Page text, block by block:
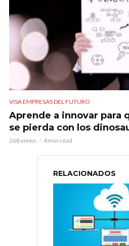
VISA EMPRESAS DEL FUTURO
Aprende a innovar para
se pierda con los
268 views 4 min read
RELACIONADOS